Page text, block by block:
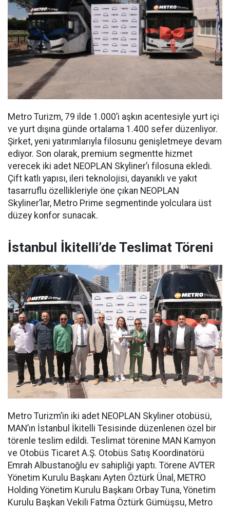
Metro Turizm, 79 ilde 1.000’i aşkın acentesiyle yurt içi
ve yurt dışına günde ortalama 1.400 sefer düzenliyor.
Şirket, yeni yatırımlarıyla filosunu genişletmeye devam
ediyor. Son olarak, premium segmentte hizmet
verecek iki adet NEOPLAN Skyliner’ı filosuna ekledi.
Çift katlı yapısı, ileri teknolojisi, dayanıklı ve yakıt
tasarruflu özellikleriyle öne çıkan NEOPLAN
Skyliner’lar, Metro Prime segmentinde yolculara üst
düzey konfor sunacak.
İstanbul İkitelli’de Teslimat Töreni
Metro Turizm’in iki adet NEOPLAN Skyliner otobüsü,
MAN’ın İstanbul İkitelli Tesisinde düzenlenen özel bir
törenle teslim edildi. Teslimat törenine MAN Kamyon
ve Otobüs Ticaret A.Ş. Otobüs Satış Koordinatörü
Emrah Albustanoğlu ev sahipliği yaptı. Törene AVTER
Yönetim Kurulu Başkanı Ayten Öztürk Ünal, METRO
Holding Yönetim Kurulu Başkanı Orbay Tuna, Yönetim
Kurulu Başkan Vekili Fatma Öztürk Gümüşsu, Metro